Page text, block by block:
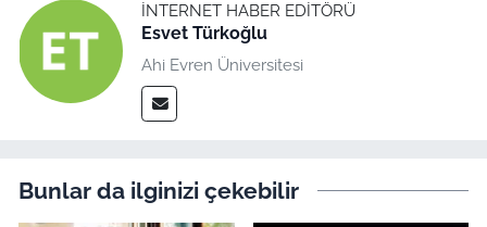
İNTERNET HABER EDITÖRÜ
Esvet Türkoğlu
Ahi Evren Üniversitesi
Bunlar da ilginizi çekebilir